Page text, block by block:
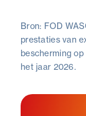
Bron: FOD
prestaties van
bescherming
het jaar 2026.